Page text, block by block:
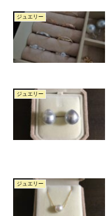
ジュエリー
ジュエリー
ジュエリー